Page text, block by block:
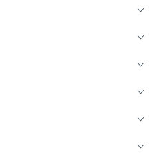
***
***
***
***
***